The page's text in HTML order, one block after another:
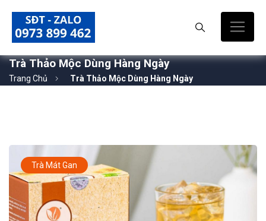
Trà Thảo Mộc Dùng Hàng Ngày
Trang Chủ Trà Thảo Mộc Dùng Hàng Ngày
Trà Mát Gan